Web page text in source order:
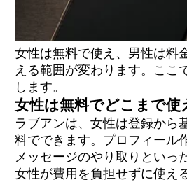
女性は無料で使え、男性は料
える範囲が変わります。ここ
します。
女性は無料でどこまで使
ラブアンは、女性は登録から
料でできます。プロフィール
メッセージのやり取りといっ
女性が費用を負担せずに使え